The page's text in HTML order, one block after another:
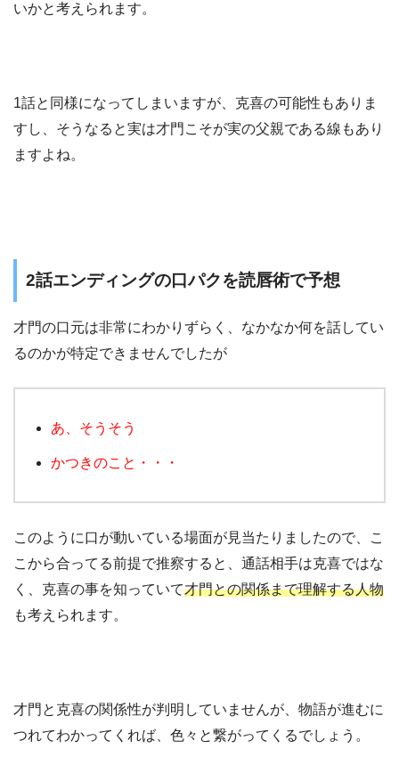
いかと考えられます。
1話と同様になってしまいますが、克喜の可能性もありま
すし、そうなると実は才門こそが実の父親である線もあり
ますよね。
2話エンディングの口パクを読唇術で予想
才門の口元は非常にわかりずらく、なかなか何を話してい
るのかが特定できませんでしたが
あ、そうそう
かつきのこと・・・
このように口が動いている場面が見当たりましたので、こ
こから合ってる前提で推察すると、通話相手は克喜ではな
く、克喜の事を知っていて才門との関係まで理解する人物
も考えられます。
才門と克喜の関係性が判明していませんが、物語が進むに
つれてわかってくれば、色々と繋がってくるでしょう。